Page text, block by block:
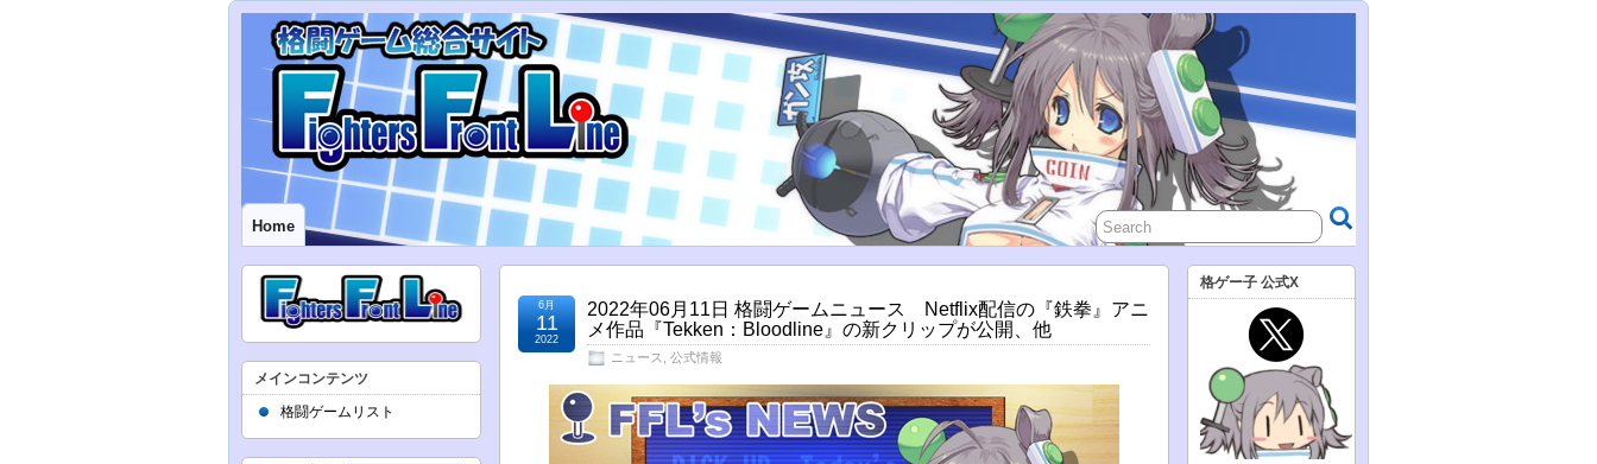
Home
2022年06月11日 格闘ゲームニュース Netflix配信の『鉄拳』アニ
メ作品『Tekken：Bloodline』の新クリップが公開、他
ニュース 公式情報
6月
11
2022
メインコンテンツ
格闘ゲームリスト
格ゲー子 公式X